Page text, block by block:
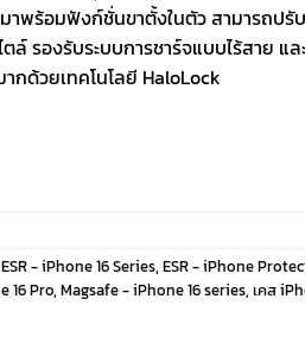
าพร้อมฟังก์ชั่นขาตั้งในตัว สามารถปรับ
รองรับระบบการชาร์จแบบไร้สาย แล
ด้วยเทคโนโลยี HaloLock
ESR - iPhone 16 Series, ESR - iPhone
16 Pro, Magsafe - iPhone 16 series, เคส